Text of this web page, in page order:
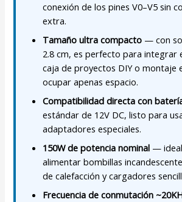
conexión de los pines V0–V5 sin
extra.
Tamaño ultra compacto — con
2.8 cm, es perfecto para integrar
caja de proyectos DIY o montaje
ocupar apenas espacio.
Compatibilidad directa con
estándar de 12V DC, listo para
adaptadores especiales.
150W de potencia nominal —
alimentar bombillas
de calefacción y cargadores
Frecuencia de conmutación